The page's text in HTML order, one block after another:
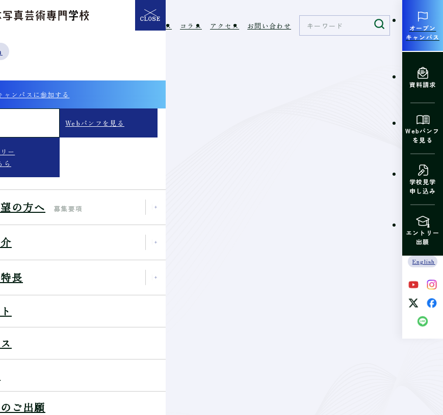
ニュース コラム アクセス お問い合わせ
CLOSE
ャンパスに参加する
Webパンフを見る
ー
ら
の方へ 募集要項
長
ご出願
オープン
キャンパス
資料請求
Webパンフ
を見る
学校見学
申し込み
エントリー
出願
English